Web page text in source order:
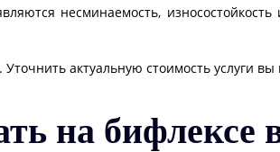
несминаемость,
актуальную стоимость услуги
на